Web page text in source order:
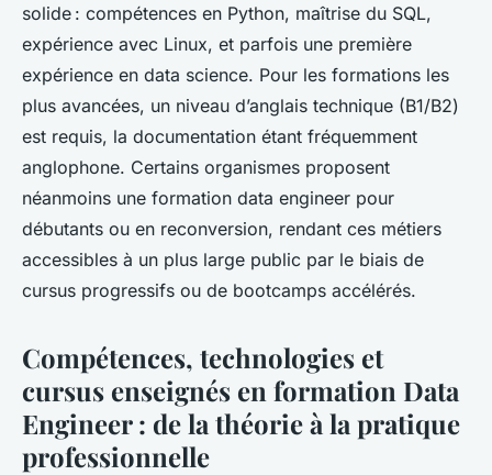
solide : compétences en Python, maîtrise du SQL,
expérience avec Linux, et parfois une première
expérience en data science. Pour les formations les
plus avancées, un niveau d’anglais technique (B1/B2)
est requis, la documentation étant fréquemment
anglophone. Certains organismes proposent
néanmoins une formation data engineer pour
débutants ou en reconversion, rendant ces métiers
accessibles à un plus large public par le biais de
cursus progressifs ou de bootcamps accélérés.
Compétences, technologies et
cursus enseignés en formation Data
Engineer : de la théorie à la pratique
professionnelle